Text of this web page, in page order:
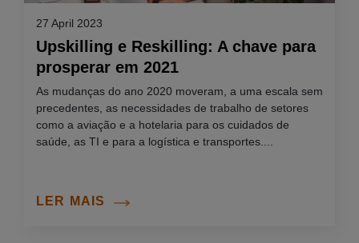
27 April 2023
Upskilling e Reskilling: A chave para
prosperar em 2021
As mudanças do ano 2020 moveram, a uma escala sem
precedentes, as necessidades de trabalho de setores
como a aviação e a hotelaria para os cuidados de
saúde, as TI e para a logística e transportes....
LER MAIS